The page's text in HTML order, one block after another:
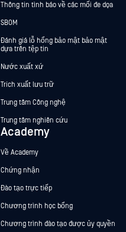
Thông tin tình báo về các mối đe dọa
SBOM
Đánh giá lỗ hổng bảo mật bảo mật
dựa trên tệp tin
Nước xuất xứ
Trích xuất lưu trữ
Trung tâm Công nghệ
Trung tâm nghiên cứu
Academy
Về Academy
Chứng nhận
Đào tạo trực tiếp
Chương trình học bổng
Chương trình đào tạo được ủy quyền